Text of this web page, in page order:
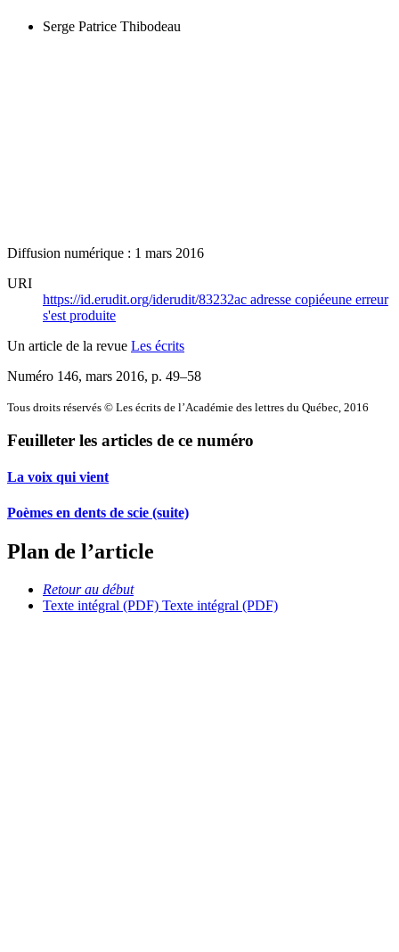
Serge Patrice Thibodeau
Diffusion numérique : 1 mars 2016
URI
https://id.erudit.org/iderudit/83232ac adresse copiéeune erreur
s'est produite
Un article de la revue Les écrits
Numéro 146, mars 2016, p. 49–58
Tous droits réservés © Les écrits de l’Académie des lettres du Québec, 2016
Feuilleter les articles de ce numéro
La voix qui vient
Poèmes en dents de scie (suite)
Plan de l’article
Retour au début
Texte intégral (PDF) Texte intégral (PDF)